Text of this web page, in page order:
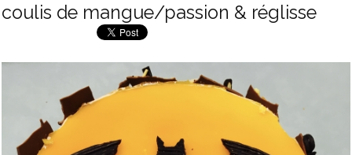
coulis de mangue/passion & réglisse